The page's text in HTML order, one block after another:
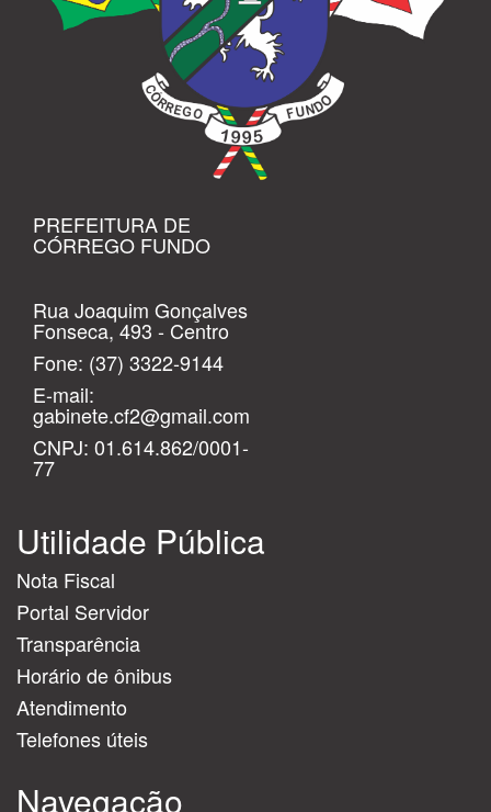
PREFEITURA DE
CÓRREGO FUNDO
Rua Joaquim Gonçalves
Fonseca, 493 - Centro
Fone: (37) 3322-9144
E-mail:
gabinete.cf2@gmail.com
CNPJ: 01.614.862/0001-
77
Utilidade Pública
Nota Fiscal
Portal Servidor
Transparência
Horário de ônibus
Atendimento
Telefones úteis
Navegação